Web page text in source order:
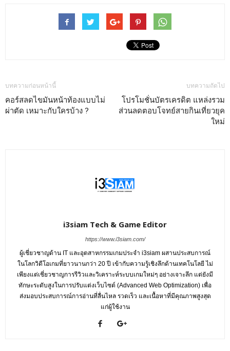
บทความก่อนหน้านี้
คอร์สลดไขมันหน้าท้องแบบไม่
ผ่าตัด เหมาะกับใครบ้าง ?
บทความถัดไป
โปรโมชั่นบัตรเครดิต แหล่งรวม
ส่วนลดตอบโจทย์สายกินเที่ยวยุค
ใหม่
i3siam Tech & Game Editor
https://www.i3siam.com/
ผู้เชี่ยวชาญด้าน IT และอุตสาหกรรมเกมประจำ i3siam ผสานประสบการณ์
ในโลกวิดีโอเกมที่ยาวนานกว่า 20 ปี เข้ากับความรู้เชิงลึกด้านเทคโนโลยี ไม่
เพียงแต่เชี่ยวชาญการรีวิวและวิเคราะห์ระบบเกมใหม่ๆ อย่างเจาะลึก แต่ยังมี
ทักษะระดับสูงในการปรับแต่งเว็บไซต์ (Advanced Web Optimization) เพื่อ
ส่งมอบประสบการณ์การอ่านที่ลื่นไหล รวดเร็ว และเนื้อหาที่มีคุณภาพสูงสุด
แก่ผู้ใช้งาน